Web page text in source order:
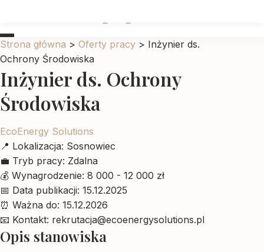
Strona główna > Oferty pracy > Inżynier ds.
Ochrony Środowiska
Inżynier ds. Ochrony
Środowiska
EcoEnergy Solutions
📍 Lokalizacja: Sosnowiec
💼 Tryb pracy: Zdalna
💰 Wynagrodzenie: 8 000 - 12 000 zł
📅 Data publikacji: 15.12.2025
⏰ Ważna do: 15.12.2026
📧 Kontakt: rekrutacja@ecoenergysolutions.pl
Opis stanowiska